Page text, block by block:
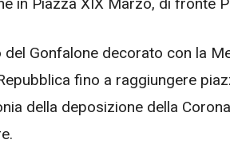
Gonfalone decorato con la
fino a raggiungere
della deposizione della